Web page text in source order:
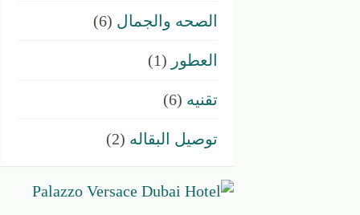
الصحه والجمال (6)
العطور (1)
تقنيه (6)
توصيل البقاله (2)